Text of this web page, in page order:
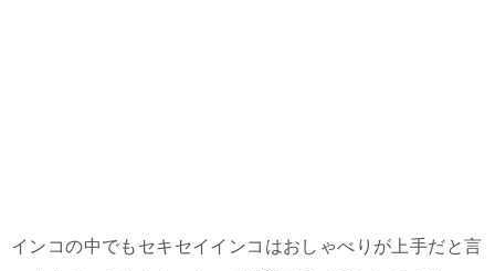
インコの中でもセキセイインコはおしゃべりが上手だと言